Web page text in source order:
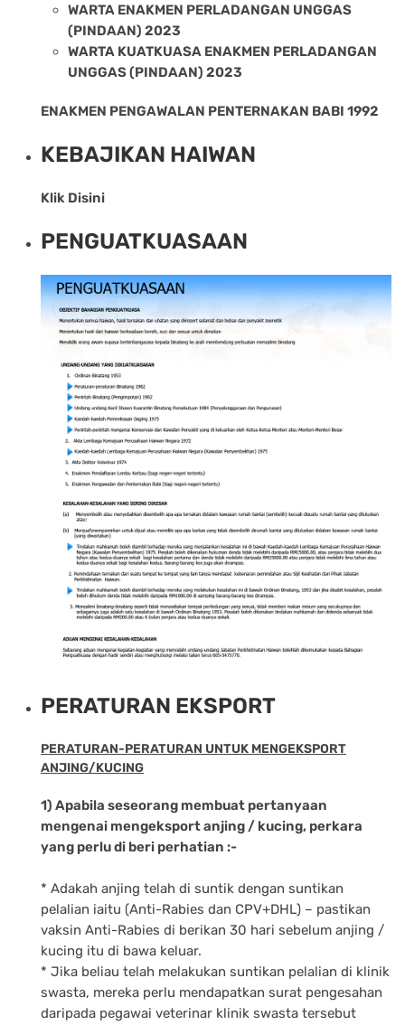
WARTA ENAKMEN PERLADANGAN UNGGAS
(PINDAAN) 2023
WARTA KUATKUASA ENAKMEN PERLADANGAN
UNGGAS (PINDAAN) 2023
ENAKMEN PENGAWALAN PENTERNAKAN BABI 1992
KEBAJIKAN HAIWAN
Klik Disini
PENGUATKUASAAN
PERATURAN EKSPORT
PERATURAN-PERATURAN UNTUK MENGEKSPORT
ANJING/KUCING
1) Apabila seseorang membuat pertanyaan
mengenai mengeksport anjing / kucing, perkara
yang perlu di beri perhatian :-
* Adakah anjing telah di suntik dengan suntikan
pelalian iaitu (Anti-Rabies dan CPV+DHL) – pastikan
vaksin Anti-Rabies di berikan 30 hari sebelum anjing /
kucing itu di bawa keluar.
* Jika beliau telah melakukan suntikan pelalian di klinik
swasta, mereka perlu mendapatkan surat pengesahan
daripada pegawai veterinar klinik swasta tersebut